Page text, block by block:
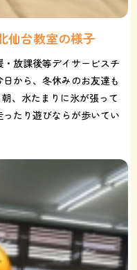
仙台教室の様子
放課後等デイサービスチ
から、冬休みのお友達も
、水たまりに氷が張って
たり遊びならが歩いてい